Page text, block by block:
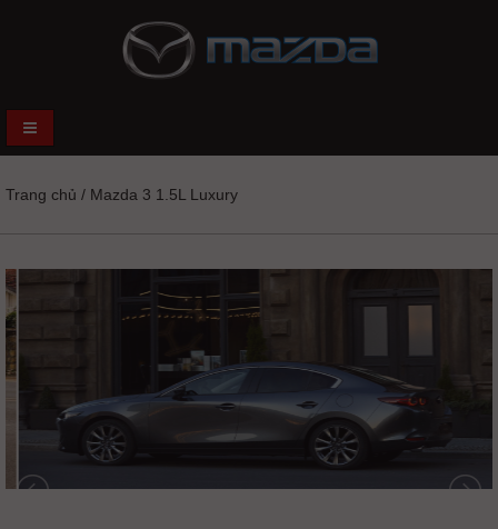
Trang chủ / Mazda 3 1.5L Luxury